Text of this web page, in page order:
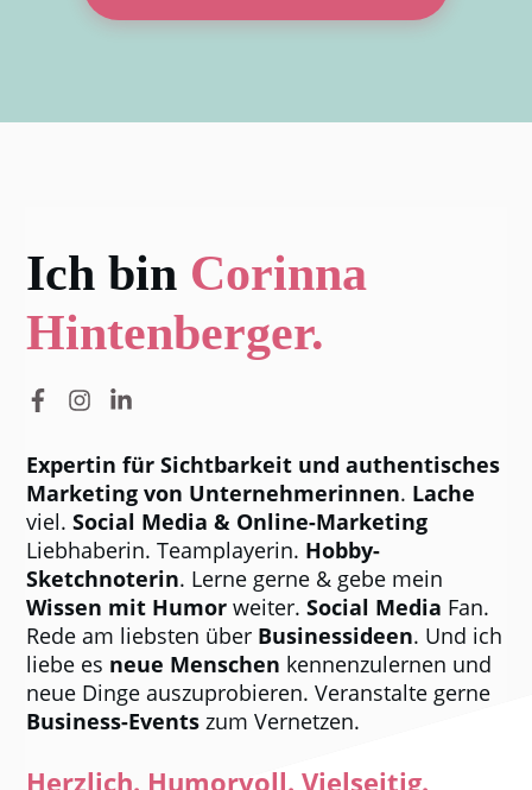
Ich bin Corinna
Hintenberger.
Expertin für Sichtbarkeit und authentisches
Marketing von Unternehmerinnen. Lache
viel. Social Media & Online-Marketing
Liebhaberin. Teamplayerin. Hobby-
Sketchnoterin. Lerne gerne & gebe mein
Wissen mit Humor weiter. Social Media Fan.
Rede am liebsten über Businessideen. Und ich
liebe es neue Menschen kennenzulernen und
neue Dinge auszuprobieren. Veranstalte gerne
Business-Events zum Vernetzen.
Herzlich. Humorvoll. Vielseitig.